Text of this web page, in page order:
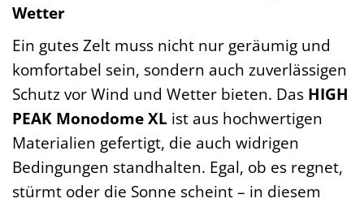
Wetter
Ein gutes Zelt muss nicht nur geräumig und
komfortabel sein, sondern auch zuverlässigen
Schutz vor Wind und Wetter bieten. Das HIGH
PEAK Monodome XL ist aus hochwertigen
Materialien gefertigt, die auch widrigen
Bedingungen standhalten. Egal, ob es regnet,
stürmt oder die Sonne scheint – in diesem